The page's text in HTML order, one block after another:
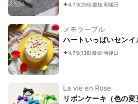
4.73(255)最短 明後日
メモラーブル
ハートいっぱいセン
4.75(136)最短 明後日
La vie en Rose
リボンケーキ（色の